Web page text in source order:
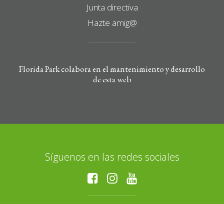
Junta directiva
Hazte amig@
Florida Park colabora en el mantenimiento y desarrollo
de esta web
Síguenos en las redes sociales